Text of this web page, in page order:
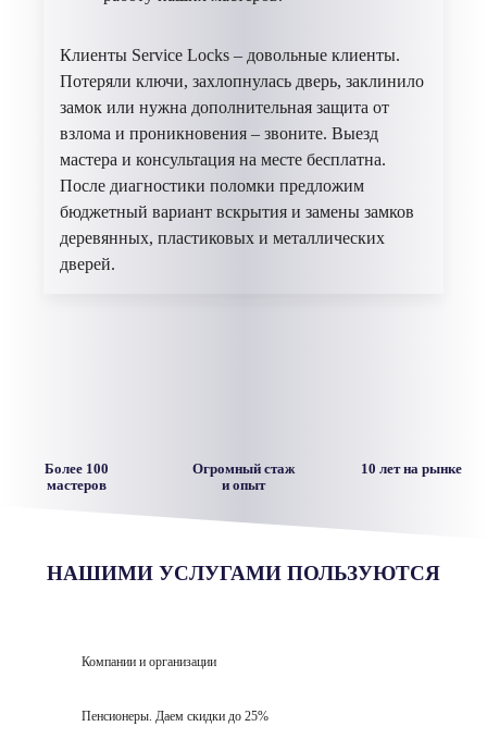
Клиенты Service Locks – довольные клиенты.
Потеряли ключи, захлопнулась дверь, заклинило
замок или нужна дополнительная защита от
взлома и проникновения – звоните. Выезд
мастера и консультация на месте бесплатна.
После диагностики поломки предложим
бюджетный вариант вскрытия и замены замков
деревянных, пластиковых и металлических
дверей.
Более 100
мастеров
Огромный стаж
и опыт
10 лет на рынке
НАШИМИ УСЛУГАМИ ПОЛЬЗУЮТСЯ
Компании и организации
Пенсионеры. Даем скидки до 25%